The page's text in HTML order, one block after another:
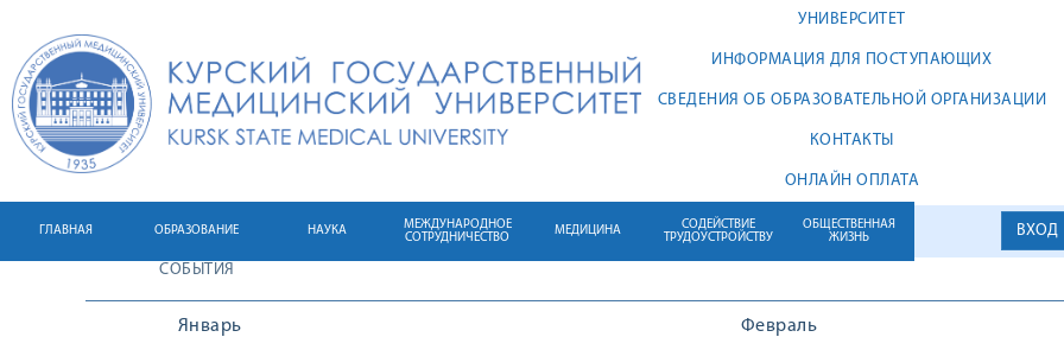
УНИВЕРСИТЕТ
ИНФОРМАЦИЯ ДЛЯ ПОСТУПАЮЩИХ
СВЕДЕНИЯ ОБ ОБРАЗОВАТЕЛЬНОЙ ОРГАНИЗАЦИИ
КОНТАКТЫ
ОНЛАЙН ОПЛАТА
ВХОД
ГЛАВНАЯ ОБРАЗОВАНИЕ НАУКА
МЕЖДУНАРОДНОЕ
СОТРУДНИЧЕСТВО
МЕДИЦИНА
СОДЕЙСТВИЕ
ТРУДОУСТРОЙСТВУ
ОБЩЕСТВЕННАЯ
ЖИЗНЬ
СОБЫТИЯ
Январь
Февраль